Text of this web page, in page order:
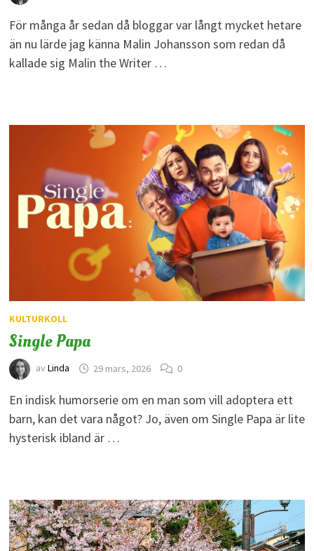
För många år sedan då bloggar var långt mycket hetare
än nu lärde jag känna Malin Johansson som redan då
kallade sig Malin the Writer …
KULTURKOLL
Single Papa
av Linda 29 mars, 2026 0
En indisk humorserie om en man som vill adoptera ett
barn, kan det vara något? Jo, även om Single Papa är lite
hysterisk ibland är …